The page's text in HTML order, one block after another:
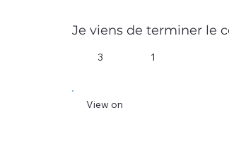
Je viens de terminer le
3 1
View on